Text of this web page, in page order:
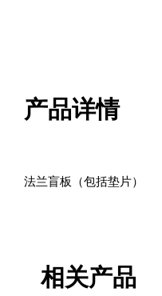
产品详情
法兰盲板（包括垫片）
相关产品